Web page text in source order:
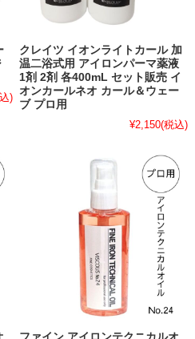
)
クレイツ イオンライトカール 加
温二浴式用 アイロンパーマ薬液
1剤 2剤 各400mL セット販売 イ
オンカールネオ カール＆ウェー
ブ プロ用
¥2,150(税込)